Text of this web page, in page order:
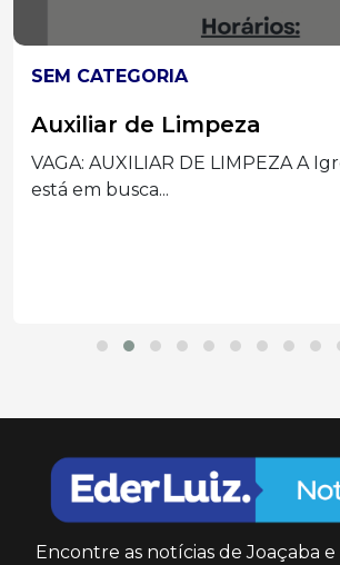
SEM CATEGORIA
Auxiliar de Limpeza
VAGA: AUXILIAR DE LIMPEZA A
está em busca...
Encontre as notícias de Joaçaba e